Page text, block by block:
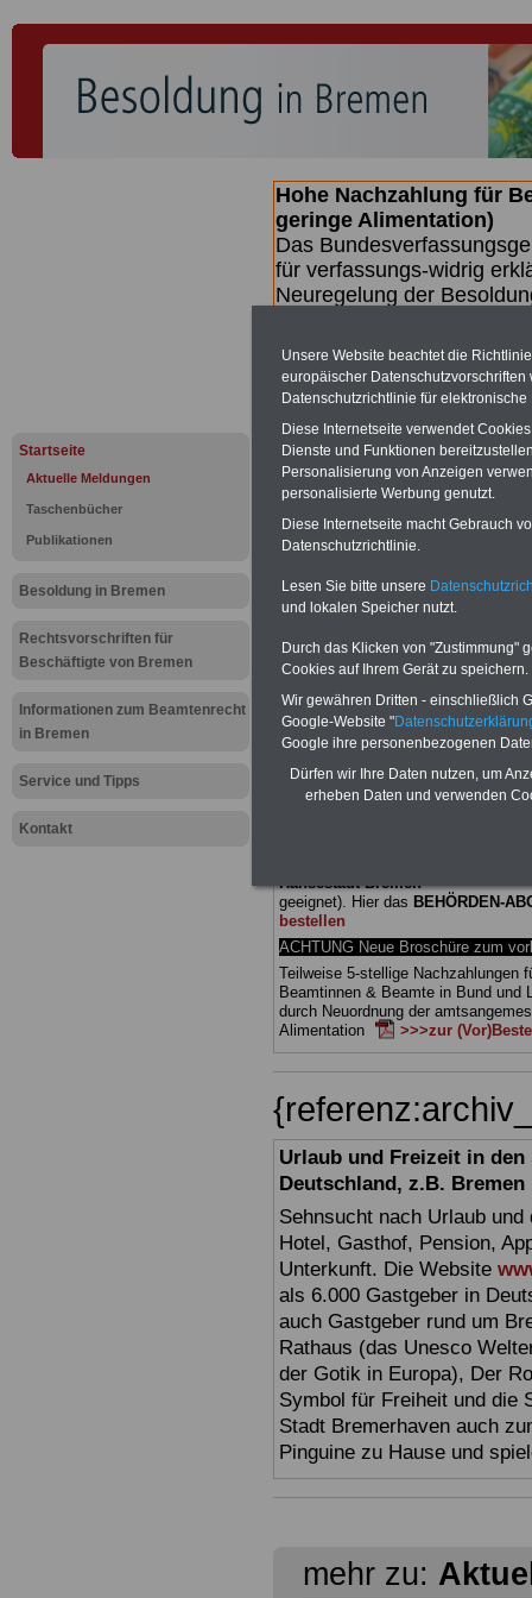
Startseite
Aktuelle Meldungen
Taschenbücher
Publikationen
Besoldung in Bremen
Rechtsvorschriften für
Beschäftigte von Bremen
Informationen zum Beamtenrecht
in Bremen
Service und Tipps
Kontakt
Hohe Nachzahlung für
geringe Alimentation)
Das
für verfassungs-widrig
Neuregelung der
Nachzahlungen
Beamtezwischen mind.
SERVICE gibt hierzu
dem Beschluss des
wird (wahrscheinlich im
Broschüre.
Meldung
Bremen:
BEHÖRDEN-ABO mit drei
25,00 Euro: Wissenswertes für
und Beamte,
(Bund/Länder) sowie Beihilferecht
Ländern. Alle drei Ratgeber sind
Hansestadt Bremen
geeignet). Hier das BEHÖRDEN-
bestellen
ACHTUNG Neue Broschüre zum
Teilweise 5-stellige Nachzahlungen
Beamtinnen & Beamte in Bund und
durch Neuordnung der
Alimentation
>>>zur
Urlaub und Freizeit in
Deutschland, z.B. Bremen
Sehnsucht nach Urlaub
Hotel, Gasthof, Pension,
Unterkunft. Die Website
als 6.000 Gastgeber in
auch Gastgeber rund um
Rathaus (das Unesco
der Gotik in Europa), Der
Symbol für Freiheit und die
Stadt Bremerhaven auch
Pinguine zu Hause und
mehr zu:
Unsere Website beachtet die
europäischer
Datenschutzrichtlinie für
Diese Internetseite verwendet
Dienste und Funktionen
Personalisierung von Anzeigen
personalisierte Werbung genutzt.
Diese Internetseite macht Gebrauch
Datenschutzrichtlinie.
Lesen Sie bitte unsere
und lokalen Speicher nutzt.
Durch das Klicken von "Zustimmung"
Cookies auf Ihrem Gerät zu speichern.
Wir gewähren Dritten - einschließlich
Google-Website "
Google ihre personenbezogenen
Dürfen wir Ihre Daten nutzen, um
erheben Daten und verwenden